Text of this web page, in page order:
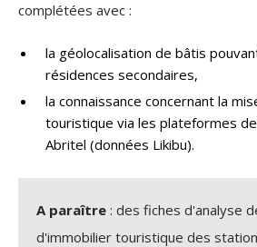
complétées avec :
la géolocalisation de bâtis
résidences secondaires,
la connaissance concernant la
touristique via les plateformes
Abritel (données Likibu).
A paraître : des fiches d'analyse
d'immobilier touristique des